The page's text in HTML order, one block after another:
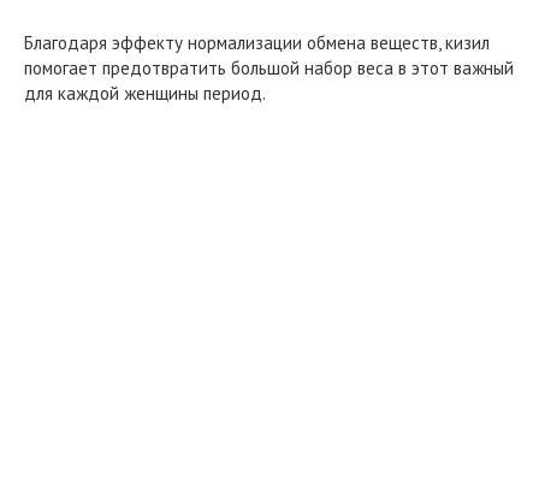
Благодаря эффекту нормализации обмена веществ, кизил
помогает предотвратить большой набор веса в этот важный
для каждой женщины период.